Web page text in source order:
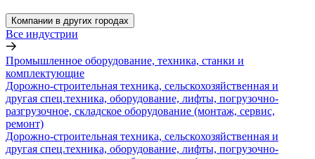
Компании в других городах
Все индустрии
Промышленное оборудование, техника, станки и
комплектующие
Дорожно-строительная техника, сельскохозяйственная и
другая спец.техника, оборудование, лифты, погрузочно-
разгрузочное, складское оборудование (монтаж, сервис,
ремонт)
Дорожно-строительная техника, сельскохозяйственная и
другая спец.техника, оборудование, лифты, погрузочно-